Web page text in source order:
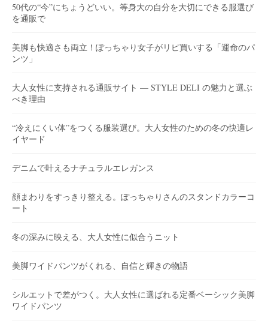
50代の“今”にちょうどいい。等身大の自分を大切にできる服選び
を通販で
美脚も快適さも両立！ぽっちゃり女子がリピ買いする「運命のパ
ンツ」
大人女性に支持される通販サイト — STYLE DELI の魅力と選ぶ
べき理由
“冷えにくい体”をつくる服装選び。大人女性のための冬の快適レ
イヤード
デニムで叶えるナチュラルエレガンス
顔まわりをすっきり整える。ぽっちゃりさんのスタンドカラーコ
ート
冬の深みに映える、大人女性に似合うニット
美脚ワイドパンツがくれる、自信と輝きの物語
シルエットで差がつく。大人女性に選ばれる定番ベーシック美脚
ワイドパンツ